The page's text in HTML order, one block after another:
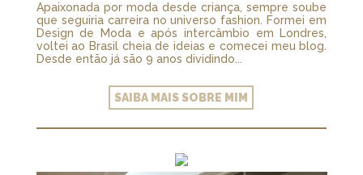
Apaixonada por moda desde criança, sempre soube
que seguiria carreira no universo fashion. Formei em
Design de Moda e após intercâmbio em Londres,
voltei ao Brasil cheia de ideias e comecei meu blog.
Desde então já são 9 anos dividindo...
SAIBA MAIS SOBRE MIM